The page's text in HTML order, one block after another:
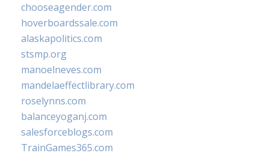
chooseagender.com
hoverboardssale.com
alaskapolitics.com
stsmp.org
manoelneves.com
mandelaeffectlibrary.com
roselynns.com
balanceyoganj.com
salesforceblogs.com
TrainGames365.com